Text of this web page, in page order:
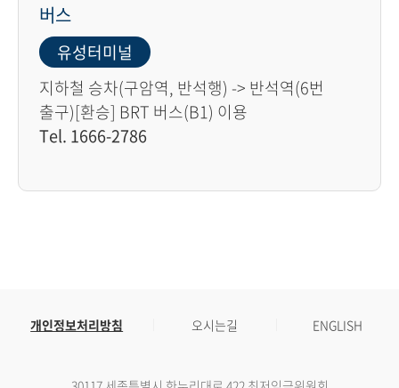
버스
유성터미널
지하철 승차(구암역, 반석행) -> 반석역(6번
출구)[환승] BRT 버스(B1) 이용
Tel. 1666-2786
개인정보처리방침 오시는길 ENGLISH